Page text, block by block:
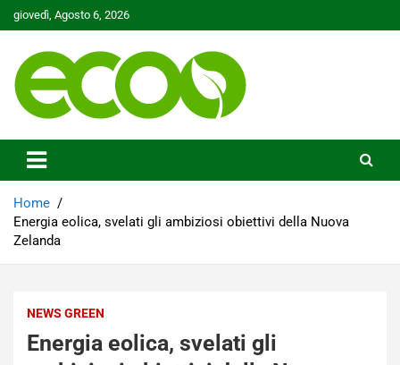
Skip
to
giovedì, Agosto 6, 2026
Ecoo.it
Home
Energia eolica, svelati gli ambiziosi obiettivi della Nuova
Zelanda
NEWS GREEN
Energia eolica, svelati gli